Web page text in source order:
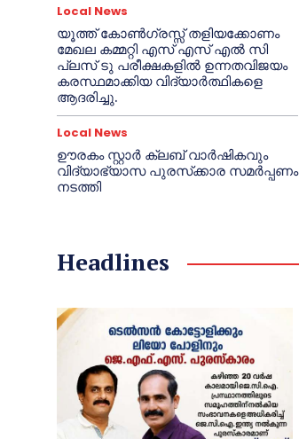
Local News
യൂത്ത് കോൺഗ്രസ്സ് തളിയക്കോണം
മേഖല കമ്മറ്റി എസ് എസ് എൽ സി
പ്ലസ് ടു പരീക്ഷകളിൽ ഉന്നതവിജയം
കരസ്ഥമാക്കിയ വിദ്യാർത്ഥികളെ
ആദരിച്ചു.
Local News
ഊരകം സ്റ്റാർ ക്ലബ് വാർഷികവും
വിദ്യാഭ്യാസ പുരസ്‌ക്കാര സമർപ്പണം
നടത്തി
Headlines